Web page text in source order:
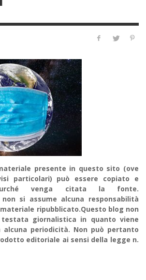
materiale presente in questo sito (ove
particolari) può essere copiato e
venga citata la fonte.
non si assume alcuna responsabilità
ripubblicato.Questo blog non
giornalistica in quanto viene
alcuna periodicità. Non può pertanto
editoriale ai sensi della legge n.